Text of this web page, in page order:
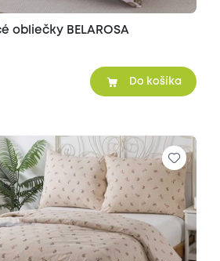
obliečky BELAROSA
Do košíka